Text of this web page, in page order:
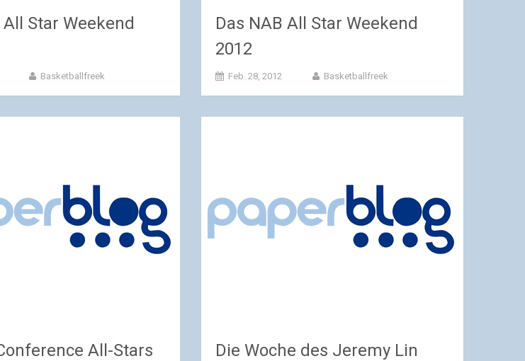
All Star Weekend
Basketballfreek
Das NAB All Star Weekend
2012
Feb. 28, 2012 Basketballfreek
All-Stars
Die Woche des Jeremy Lin